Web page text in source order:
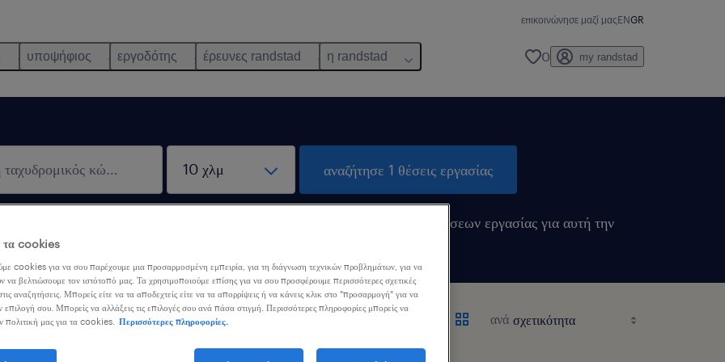
επικοινώνησε μαζί μαςENGR
υποψήφιος εργοδότης έρευνες randstad η randstad 0 my randstad
αναζήτησε 1 θέσεις εργασίας
λάβε ειδοποιήσεις θέσεων εργασίας για αυτή την
Security ανά
τα cookies
cookies για να σου παρέχουμε μια προσαρμοσμένη εμπειρία, για τη διάγνωση τεχνικών προβλημάτων, για να
να βελτιώσουμε τον ιστότοπό μας. Τα χρησιμοποιούμε επίσης για να σου προσφέρουμε περισσότερες σχετικές
αναζητήσεις. Μπορείς είτε να τα αποδεχτείς είτε να τα απορρίψεις ή να κάνεις κλικ στο "προσαρμογή" για να
επιλογή σου. Μπορείς να αλλάξεις τις επιλογές σου ανά πάσα στιγμή. Περισσότερες πληροφορίες μπορείς να
πολιτική μας για τα cookies.
Περισσότερες πληροφορίες.